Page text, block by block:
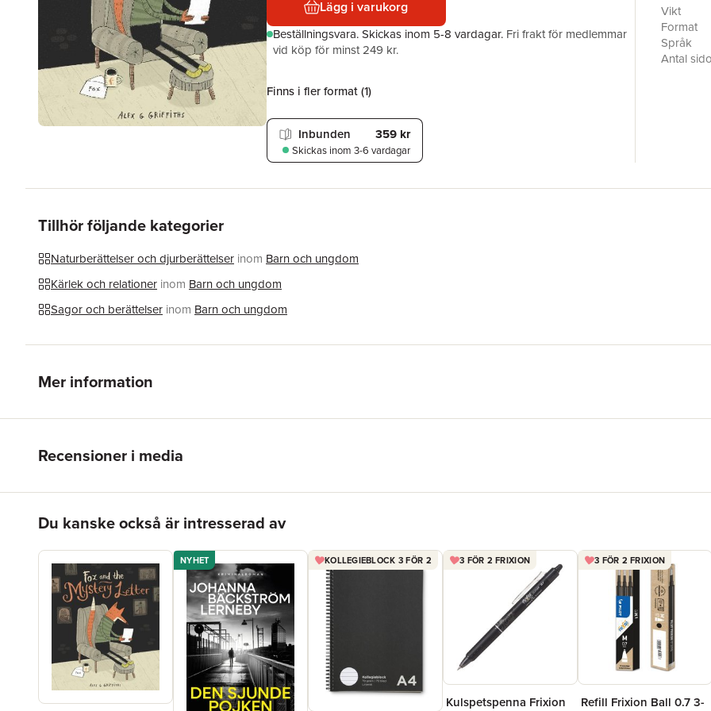
Lägg i varukorg
Beställningsvara.Skickas inom 5-8 vardagar. Fri frakt för medlemmar
vid köp för minst 249 kr.
Finns i fler format (1)
Inbunden 359 kr
Skickas inom 3-6 vardagar
and gifts
was.
readers
themes
Vikt
Format
Språk
Antal
Tillhör följande kategorier
Naturberättelser och djurberättelser inom Barn och ungdom
Kärlek och relationer inom Barn och ungdom
Sagor och berättelser inom Barn och ungdom
Mer information
Recensioner i media
Du kanske också är intresserad av
NYHET KOLLEGIEBLOCK 3 FÖR 2 3 FÖR 2 FRIXION
Kulspetspenna Frixion
3 FÖR 2 FRIXION
Refill Frixion Ball 0.7 3-